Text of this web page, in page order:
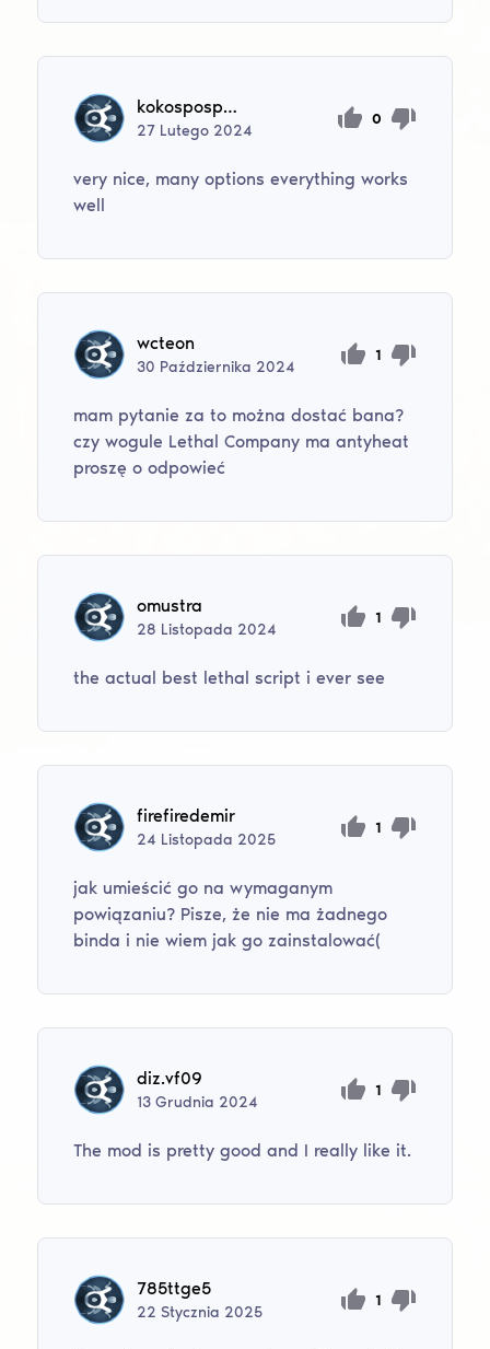
kokospospolitus
27 Lutego 2024
0
very nice, many options everything works
well
wcteon
30 Października 2024
1
mam pytanie za to można dostać bana?
czy wogule Lethal Company ma antyheat
proszę o odpowieć
omustra
28 Listopada 2024
1
the actual best lethal script i ever see
firefiredemir
24 Listopada 2025
1
jak umieścić go na wymaganym
powiązaniu? Pisze, że nie ma żadnego
binda i nie wiem jak go zainstalować(
diz.vf09
13Grudnia 2024
1
The mod is pretty good and I really like it.
785ttge5
22Stycznia 2025
1